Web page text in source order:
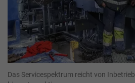
Das Servicespektrum reicht von